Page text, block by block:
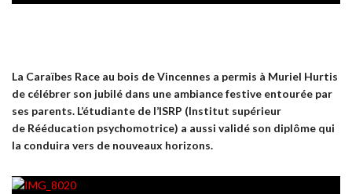
La Caraïbes Race au bois de Vincennes a permis à Muriel Hurtis
de célébrer son jubilé dans une ambiance festive entourée par
ses parents. L’étudiante de l’ISRP (Institut supérieur
de Rééducation psychomotrice) a aussi validé son diplôme qui
la conduira vers de nouveaux horizons.